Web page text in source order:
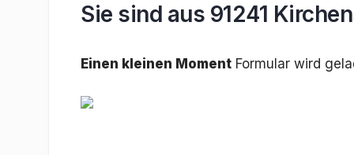
Sie sind aus 91241
Einen kleinen Moment Formular wird